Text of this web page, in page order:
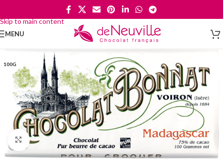
Skip to main content
MENU
100G
Cliquez pour agrandir